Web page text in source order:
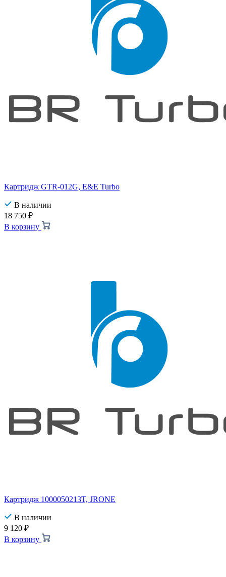
Картридж GTR-012G, E&E Turbo
В наличии
18 750 ₽
В корзину
Картридж 1000050213T, JRONE
В наличии
9 120 ₽
В корзину